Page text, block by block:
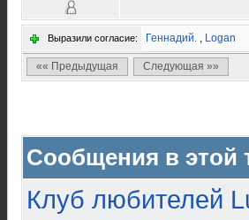
Выразили согласие: Геннадий. , Logan
«« Предыдущая Следующая »»
Сообщения в этой
Клуб любителей